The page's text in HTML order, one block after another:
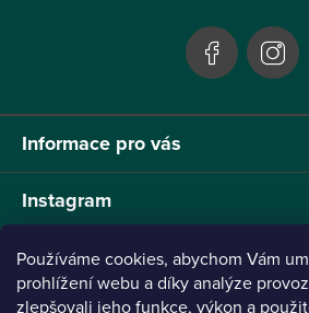
Používáme cookies, abychom Vám
prohlížení webu a díky analýze
zlepšovali jeho funkce, výkon a
Informace pro vás
Instagram
Tento projekt byl realizován pod reg.č.